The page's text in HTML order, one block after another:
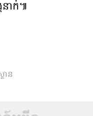
ាក់៕
ាន